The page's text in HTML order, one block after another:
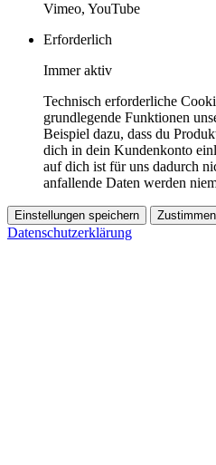
Vimeo, YouTube
Erforderlich
Immer aktiv
Technisch erforderliche
grundlegende Funktionen
Beispiel dazu, dass du
dich in dein Kundenkonto
auf dich ist für uns dadurch
anfallende Daten werden
Einstellungen speichern Zustimmen
Datenschutzerklärung